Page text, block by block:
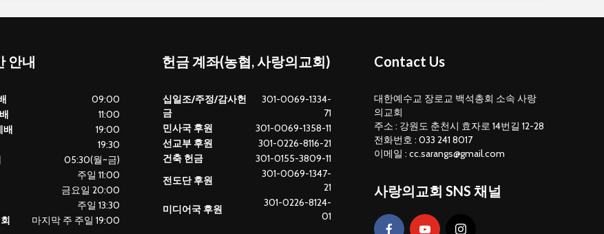
안내
09:00
11:00
배
19:00
19:30
05:30(월~금)
주일 11:00
금요일 20:00
주일 13:30
마지막 주 주일 19:00
헌금 계좌(농협, 사랑의교회)
십일조/주정/감사헌
금
301-0069-1334-
71
민사국 후원
301-0069-1358-11
선교부 후원
301-0226-8116-21
건축 헌금
301-0155-3809-11
전도단 후원
301-0069-1347-
21
미디어국 후원
301-0226-8124-
01
Contact Us
대한예수교 장로교 백석총회 소속 사랑
의교회
주소 : 강원도 춘천시 효자로 14번길 12-28
전화번호 : 033 241 8017
이메일 : cc.sarangs@gmail.com
사랑의교회 SNS 채널